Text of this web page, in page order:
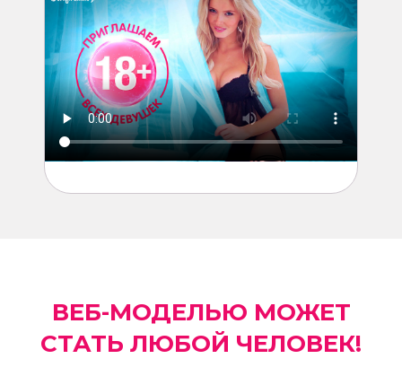
ВЕБ-МОДЕЛЬЮ МОЖЕТ
СТАТЬ ЛЮБОЙ ЧЕЛОВЕК!